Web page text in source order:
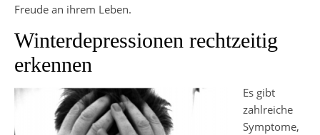
Freude an ihrem Leben.
Winterdepressionen rechtzeitig
erkennen
Es gibt
zahlreiche
Symptome,